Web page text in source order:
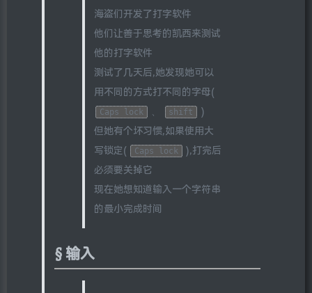
海盗们开发了打字软件
他们让善于思考的凯西来测试
他的打字软件
测试了几天后,她发现她可以
用不同的方式打不同的字母(
Caps lock shift
)
但她有个坏习惯,如果使用大
写锁定(
Caps lock
),打完后
必须要关掉它
现在她想知道输入一个字符串
的最小完成时间
输入